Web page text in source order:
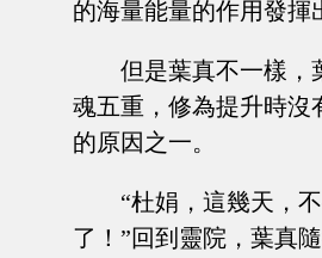
的海量能量的作用發揮
但是葉真不一樣，
魂五重，修為提升時沒
的原因之一。
“杜娟，這幾天，
了！”回到靈院，葉真